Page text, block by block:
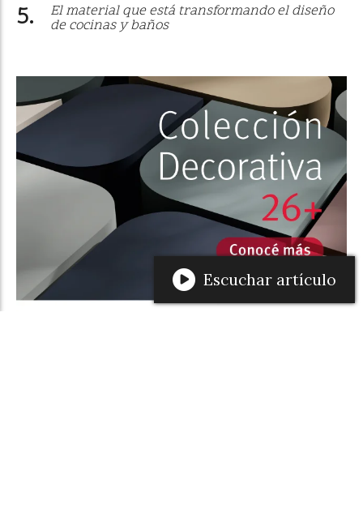
El material que está transformando el diseño
de cocinas y baños
Escuchar artículo